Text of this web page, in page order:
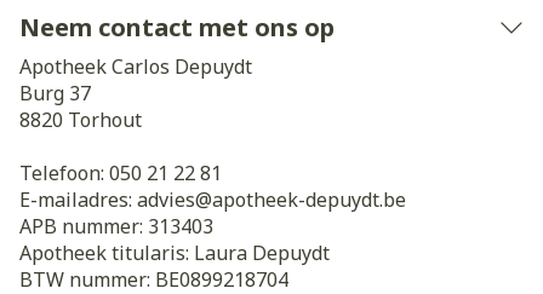
Neem contact met ons op
Apotheek Carlos Depuydt
Burg 37
8820 Torhout
Telefoon: 050 21 22 81
E-mailadres: advies@apotheek-depuydt.be
APB nummer: 313403
Apotheek titularis: Laura Depuydt
BTW nummer: BE0899218704